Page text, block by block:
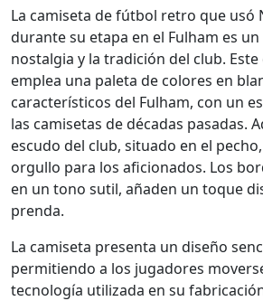
La camiseta de fútbol retro que usó
durante su etapa en el Fulham es
nostalgia y la tradición del club. Este
emplea una paleta de colores en
característicos del Fulham, con un
las camisetas de décadas pasadas.
escudo del club, situado en el
orgullo para los aficionados. Los
en un tono sutil, añaden un toque
prenda.
La camiseta presenta un diseño
permitiendo a los jugadores
tecnología utilizada en su